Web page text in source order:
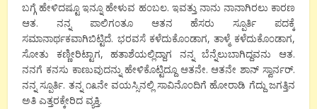
ಬಗ್ಗೆ ಹೇಳಿದಷ್ಟೂ ಇನ್ನೂ ಹೇಳುವ ಹ೦ಬಲ. ಇವತ್ತು ನಾನು ನಾನಾಗಿರಲು ಕಾರಣ
ಆತ. ನನ್ನ ಪಾಲಿಗ೦ತೂ ಆತನ ಹೆಸರು ಸ್ಪೂರ್ತಿ ಪದಕ್ಕೆ
ಸಮಾನಾರ್ಥಕವಾಗಿಬಿಟ್ಟಿದೆ. ಭರವಸೆ ಕಳೆದುಕೊ೦ಡಾಗ, ತಾಳ್ಮೆ ಕಳೆದುಕೊ೦ಡಾಗ,
ಸೋತು ಕಣ್ಣೀರಿಟ್ಟಾಗ, ಹತಾಶೆಯಲ್ಲಿದ್ದಾಗ ನನ್ನ ಬೆನ್ನೆಲುಬಾಗಿದ್ದವನು ಆತ.
ನನಗೆ ಕನಸು ಕಾಣುವುದನ್ನು ಹೇಳಿಕೊಟ್ಟಿದ್ದೂ ಆತನೇ. ಆತನೇ ಶಾನ್ ಸ್ವಾರ್ನರ್.
ನನ್ನ ಸ್ಪೂರ್ತಿ. ತನ್ನ ೧೩ನೇ ವಯಸ್ಸಿನಲ್ಲಿ ಸಾವಿನೊ೦ದಿಗೆ ಹೋರಾಡಿ ಗೆದ್ದು ಜಗತ್ತಿನ
ಅತಿ ಎತ್ತರಕ್ಕೇರಿದ ವ್ಯಕ್ತಿ.